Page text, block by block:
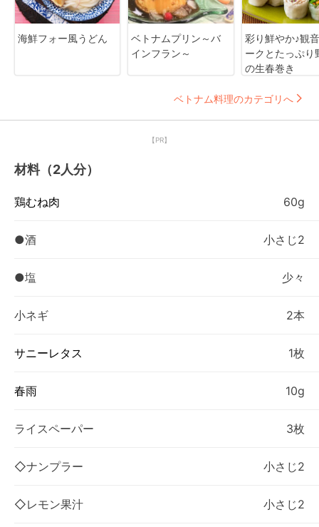
海鮮フォー風うどん
ベトナムプリン～バ
インフラン～
彩り鮮やか♪観
ークとたっぷり
の生春巻き
ベトナム料理のカテゴリへ
【PR】
材料（2人分）
鶏むね肉 60g
●酒 小さじ2
●塩 少々
小ネギ 2本
サニーレタス 1枚
春雨 10g
ライスペーパー 3枚
◇ナンプラー 小さじ2
◇レモン果汁 小さじ2